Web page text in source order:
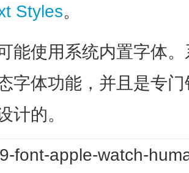
Styles。
能使用系统内置字体
字体功能，并且是专
计的。